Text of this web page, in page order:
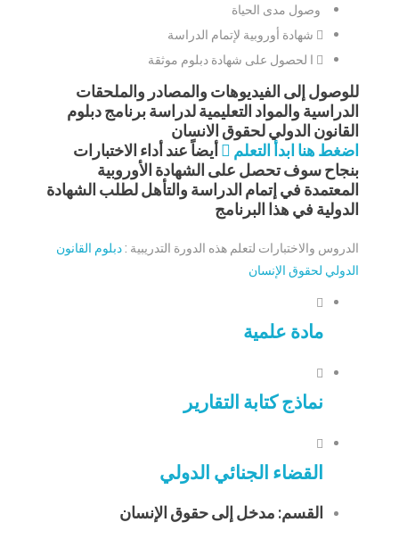
وصول مدى الحياة
شهادة أوروبية لإتمام الدراسة
ا لحصول على شهادة دبلوم موثقة
للوصول إلى الفيديوهات والمصادر والملحقات
الدراسية والمواد التعليمية لدراسة برنامج دبلوم
القانون الدولي لحقوق الانسان
اضغط هنا ابدأ التعلم
أيضاً عند أداء الاختبارات
بنجاح سوف تحصل على الشهادة الأوروبية
المعتمدة في إتمام الدراسة والتأهل لطلب الشهادة
الدولية في هذا البرنامج
الدروس والاختبارات لتعلم هذه الدورة التدريبية :دبلوم القانون
الدولي لحقوق الإنسان
مادة علمية
نماذج كتابة التقارير
القضاء الجنائي الدولي
القسم: مدخل إلى حقوق الإنسان